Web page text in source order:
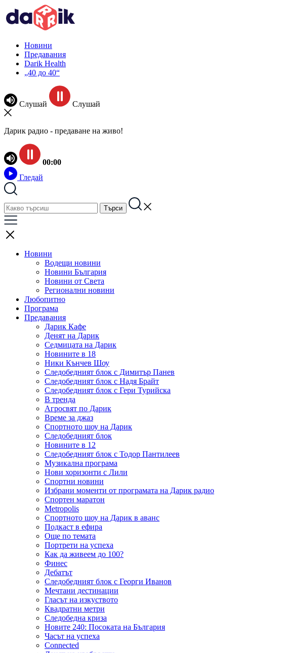
Новини
Предавания
Darik Health
„40 до 40“
Слушай Слушай
Дарик радио - предаване на живо!
00:00
Гледай
Новини
Водещи новини
Новини България
Новини от Света
Регионални новини
Любопитно
Програма
Предавания
Дарик Кафе
Денят на Дарик
Седмицата на Дарик
Новините в 18
Ники Кънчев Шоу
Следобедният блок с Димитър Панев
Следобедният блок с Надя Брайт
Следобедният блок с Гери Турийска
В тренда
Агросвят по Дарик
Време за джаз
Спортното шоу на Дарик
Следобедният блок
Новините в 12
Следобедният блок с Тодор Пантилеев
Музикална програма
Нови хоризонти с Лили
Спортни новини
Избрани моменти от програмата на Дарик радио
Спортен маратон
Metropolis
Спортното шоу на Дарик в аванс
Подкаст в ефира
Още по темата
Портрети на успеха
Как да живеем до 100?
Финес
Дебатът
Следобедният блок с Георги Иванов
Мечтани дестинации
Гласът на изкуството
Квадратни метри
Следобедна криза
Новите 240: Посоката на България
Часът на успеха
Connected